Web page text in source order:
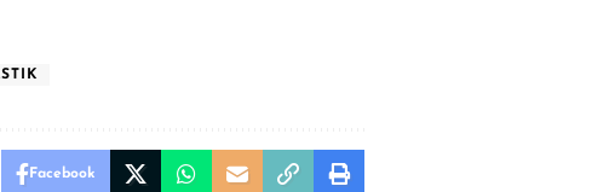
Facebook